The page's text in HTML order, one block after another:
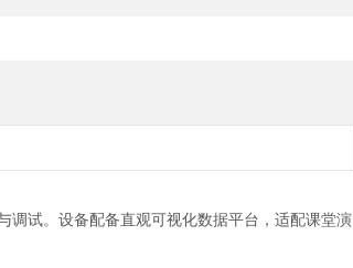
调试。设备配备直观可视化数据平台，适配课堂演